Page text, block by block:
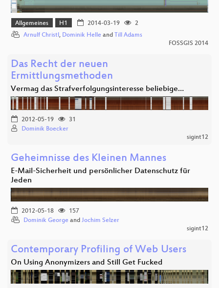
Allgemeines H1 2014-03-19
2
Arnulf Christl, Dominik Helle and Till Adams
FOSSGIS 2014
Das Recht der neuen
Ermittlungsmethoden
Vermag das Strafverfolgungsinteresse beliebige…
2012-05-19
31
Dominik Boecker
sigint12
Geheimnisse des Kleinen Mannes
E-Mail-Sicherheit und persönlicher Datenschutz für
Jeden
2012-05-18
157
Dominik George and Jochim Selzer
sigint12
Contemporary Profiling of Web Users
On Using Anonymizers and Still Get Fucked